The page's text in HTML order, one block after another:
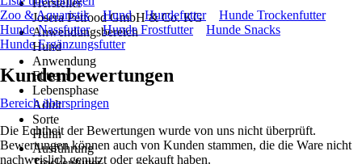
Hersteller
Josera Petfood GmbH & Co. KG
Anwendungsbereich
Hund
Anwendung
Füttern
Lebensphase
Adult
Sorte
Huhn
Ausführung
Zoo & Aquaristik
Hund Hundefutter
Hunde Trockenfutter
Hunde Nassfutter
Hunde Frostfutter
Hunde Snacks
Hunde Ergänzungsfutter
Kundenbewertungen
Bereich überspringen
Die Echtheit der Bewertungen wurde von uns nicht überprüft.
Bewertungen können auch von Kunden stammen, die die Ware nicht
nachweislich genutzt oder gekauft haben.